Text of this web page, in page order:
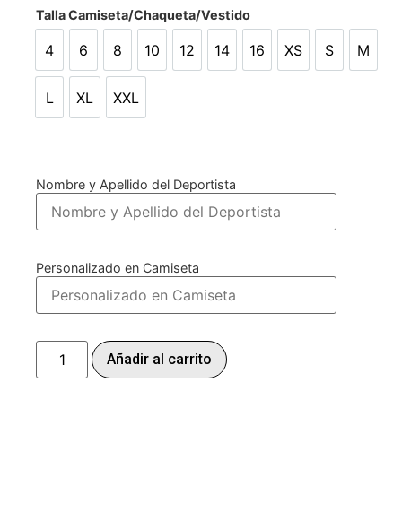
Talla Camiseta/Chaqueta/Vestido
4 6 8
8
10 12 14 16 XS
XS
S
S
M
L XL XXL
Nombre y Apellido del Deportista
Personalizado en Camiseta
Añadir al carrito